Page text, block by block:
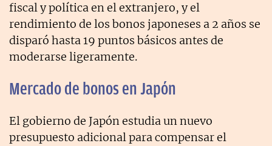
fiscal y política en el extranjero, y el
rendimiento de los bonos japoneses a 2 años se
disparó hasta 19 puntos básicos antes de
moderarse ligeramente.
Mercado de bonos en Japón
El gobierno de Japón estudia un nuevo
presupuesto adicional para compensar el